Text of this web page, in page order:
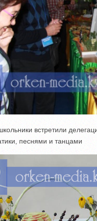
встретили
песнями и танцами